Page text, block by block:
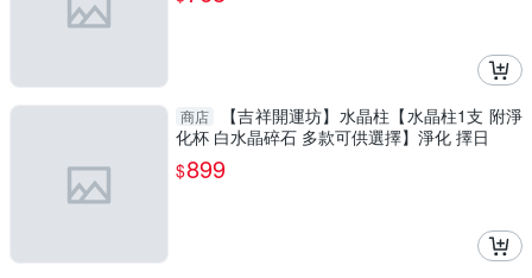
商店
【吉祥開運坊】水晶柱【水晶柱1支 附淨
化杯 白水晶碎石 多款可供選擇】淨化 擇日
$899